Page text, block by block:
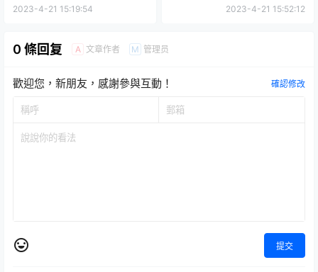
魔物獵人 焰狐龍 泡狐龍稀少
2023-4-21 15:19:54
騎士BLACK SUN)』預計 11
2023-4-21 15:52:12
0 條回复 A 文章作者 M 管理员
歡迎您，新朋友，感謝參與互動！ 確認修改
提交